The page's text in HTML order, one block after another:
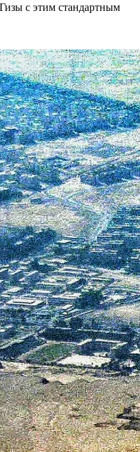
с этим стандартным